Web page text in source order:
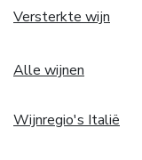
Versterkte wijn
Alle wijnen
Wijnregio's Italië